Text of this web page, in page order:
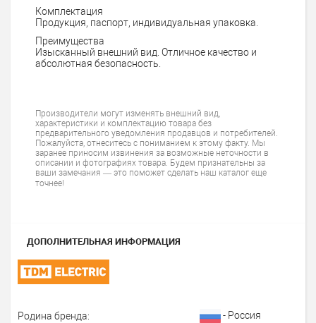
Комплектация
Продукция, паспорт, индивидуальная упаковка.
Преимущества
Изысканный внешний вид. Отличное качество и
абсолютная безопасность.
Производители могут изменять внешний вид,
характеристики и комплектацию товара без
предварительного уведомления продавцов и потребителей.
Пожалуйста, отнеситесь с пониманием к этому факту. Мы
заранее приносим извинения за возможные неточности в
описании и фотографиях товара. Будем признательны за
ваши замечания — это поможет сделать наш каталог еще
точнее!
ДОПОЛНИТЕЛЬНАЯ ИНФОРМАЦИЯ
Родина бренда:
- Россия